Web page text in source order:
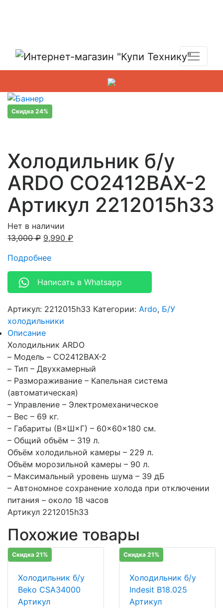
Скидка 24%
Холодильник б/у
ARDO CO2412BAX-2
Артикул 2212015h33
Нет в наличии
13,000₽ 9,990 ₽
Подробнее
Написать в Whatsapp
Артикул: 2212015h33 Категории: Ardo, Б/У
холодильники
Описание
Холодильник ARDO
– Модель – CO2412BAX-2
– Тип – Двухкамерный
– Размораживание – Капельная система
(автоматическая)
– Управление – Электромеханическое
– Вес – 69 кг.
– Габариты (В×Ш×Г) – 60×60×180 см.
– Общий объём – 319 л.
Объём холодильной камеры – 229 л.
Объём морозильной камеры – 90 л.
– Максимальный уровень шума – 39 дБ
– Автономное сохранение холода при отключении
питания – около 18 часов
Артикул 2212015h33
Похожие товары
Скидка 21%
Холодильник б/у
Beko CSA34000
Артикул
Скидка 21%
Холодильник б/у
Indesit B18.025
Артикул